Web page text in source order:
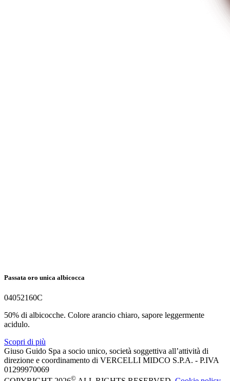
Passata oro unica albicocca
04052160C
50% di albicocche. Colore arancio chiaro, sapore leggermente
acidulo.
Scopri di più
Giuso Guido Spa a socio unico, società soggettiva all’attività di
direzione e coordinamento di VERCELLI MIDCO S.P.A. - P.IVA
01299970069
©